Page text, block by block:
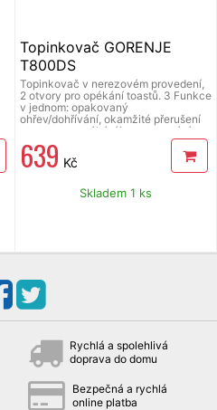
Topinkovač GORENJE
T800DS
Topinkovač v nerezovém provedení,
2 otvory pro opékání toastů. 3 Funkce
v jednom: opakovaný
ohřev/dohřívání, okamžité přerušení
provozu, rozpékání/rozmrazování
mraženého pečiva, zásobník na
drobky pro snadné čištění, opékací
mřížka, časovač. Hmotnost 1,1 kg,
639 Kč
Skladem 1 ks
Rychlá a spolehlivá
doprava do domu
Bezpečná a rychlá
online platba